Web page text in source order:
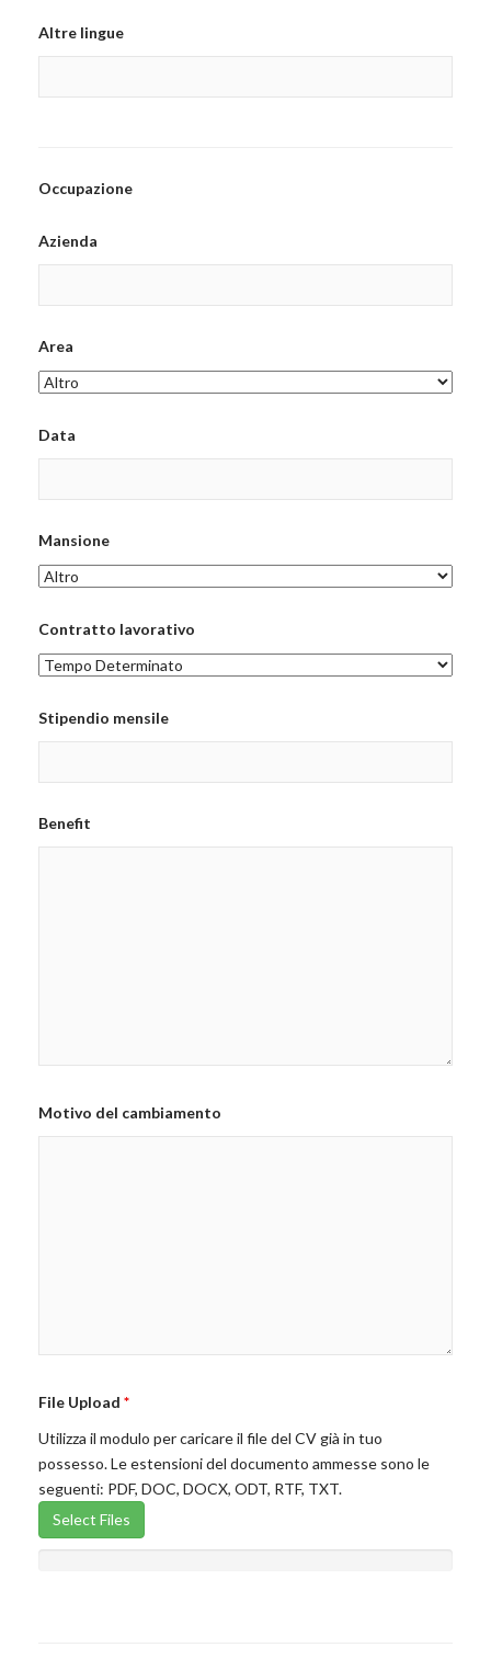
Altre lingue
Occupazione
Azienda
Area
Data
Mansione
Contratto lavorativo
Stipendio mensile
Benefit
Motivo del cambiamento
File Upload *
Select Files
Utilizza il modulo per caricare il file del CV già in tuo
possesso. Le estensioni del documento ammesse sono le
seguenti: PDF, DOC, DOCX, ODT, RTF, TXT.